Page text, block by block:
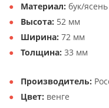
Материал: бук/ясень
Высота: 52 мм
Ширина: 72 мм
Толщина: 33 мм
Производитель:
Цвет: венге